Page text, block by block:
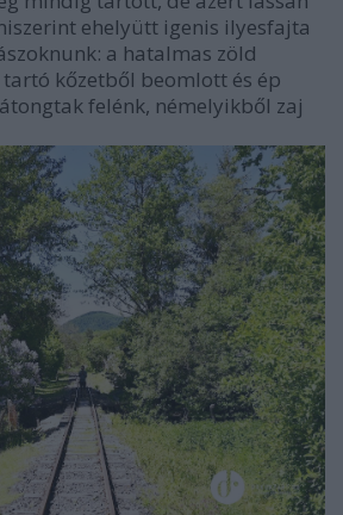
ehelyütt igenis ilyesfajta
a hatalmas zöld
kőzetből beomlott és ép
felénk, némelyikből zaj